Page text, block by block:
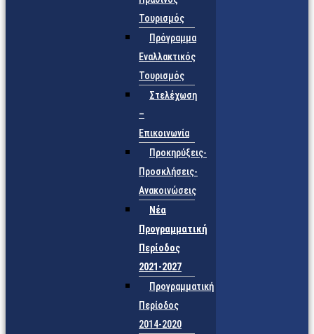
Τουρισμός
Πρόγραμμα
Εναλλακτικός
Τουρισμός
Στελέχωση
–
Επικοινωνία
Προκηρύξεις-
Προσκλήσεις-
Ανακοινώσεις
Νέα
Προγραμματική
Περίοδος
2021-2027
Προγραμματική
Περίοδος
2014-2020